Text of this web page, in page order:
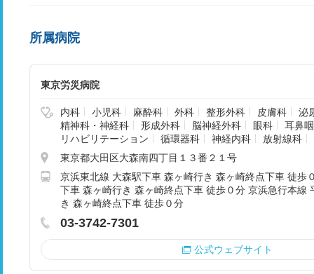
所属病院
東京労災病院
内科 小児科 麻酔科 外科 整形外科 皮膚科
泌
精神科・神経科
形成外科 脳神経外科 眼科
耳鼻
リハビリテーション
循環器科 神経内科
放射線科
東京都大田区大森南四丁目１３番２１号
京浜東北線 大森駅下車 森ヶ崎行き 森ヶ崎終点下車 徒歩
下車 森ヶ崎行き 森ヶ崎終点下車 徒歩０分 京浜急行本線
き 森ヶ崎終点下車 徒歩０分
03-3742-7301
公式ウェブサイト